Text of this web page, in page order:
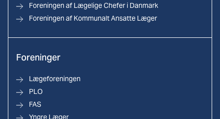
Foreningen af Lægelige Chefer i Danmark
Foreningen af Kommunalt Ansatte Læger
Foreninger
Lægeforeningen
PLO
FAS
Yngre Læger